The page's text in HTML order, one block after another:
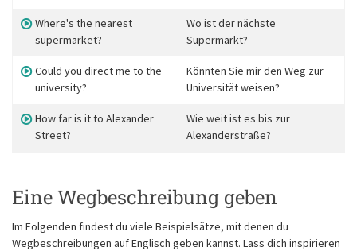
Where's the nearest
supermarket?
Wo ist der nächste
Supermarkt?
Could you direct me to the
university?
Könnten Sie mir den Weg zur
Universität weisen?
How far is it to Alexander
Street?
Wie weit ist es bis zur
Alexanderstraße?
Eine Wegbeschreibung geben
Im Folgenden findest du viele Beispielsätze, mit denen du
Wegbeschreibungen auf Englisch geben kannst. Lass dich inspirieren